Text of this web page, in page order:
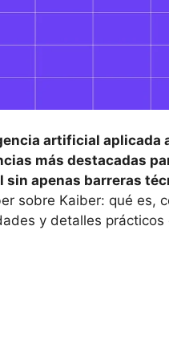
artificial aplicada
más destacadas
apenas barreras
sobre Kaiber: qué es,
y detalles prácticos